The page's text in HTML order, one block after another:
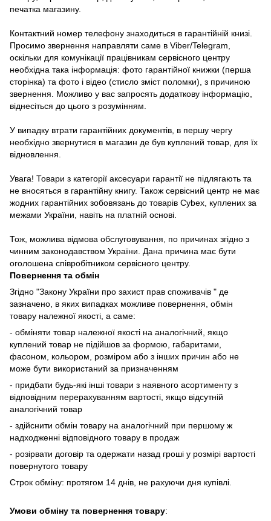
печатка магазину.
Контактний номер телефону знаходиться в гарантійній книзі.
Просимо звернення направляти саме в Viber/Telegram,
оскільки для комунікації працівникам сервісного центру
необхідна така інформація: фото гарантійної книжки (перша
сторінка) та фото і відео (стисло зміст поломки), з причиною
звернення. Можливо у вас запросять додаткову інформацію,
віднесіться до цього з розумінням.
У випадку втрати гарантійних документів, в першу чергу
необхідно звернутися в магазин де був куплений товар, для їх
відновлення.
Увага! Товари з категорії аксесуари гарантії не підлягають та
не вносяться в гарантійну книгу. Також сервісний центр не має
жодних гарантійних зобовязань до товарів Cybex, куплених за
межами України, навіть на платній основі.
Тож, можлива відмова обслуговування, по причинах згідно з
чинним законодавством України. Дана причина має бути
оголошена співробітником сервісного центру.
Повернення та обмін
Згідно "Закону України про захист прав споживачів " де
зазначено, в яких випадках можливе повернення, обмін
товару належної якості, а саме:
- обміняти товар належної якості на аналогічний, якщо
куплений товар не підійшов за формою, габаритами,
фасоном, кольором, розміром або з інших причин або не
може бути використаний за призначенням
- придбати будь-які інші товари з наявного асортименту з
відповідним перерахуванням вартості, якщо відсутній
аналогічний товар
- здійснити обмін товару на аналогічний при першому ж
надходженні відповідного товару в продаж
- розірвати договір та одержати назад гроші у розмірі вартості
повернутого товару
Строк обміну: протягом 14 днів, не рахуючи дня купівлі.
Умови обміну та повернення товару: